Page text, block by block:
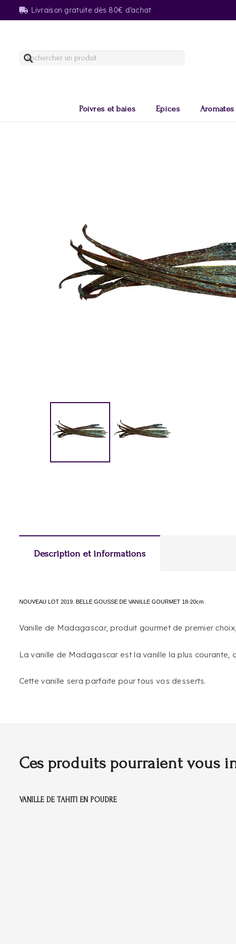
Livraison gratuite dès 80€ d’achat
Poivres et baies Epices Aromates
Description et informations
NOUVEAU LOT 2019. BELLE GOUSSE DE VANILLE GOURMET 18-20cm
Vanille de Madagascar, produit gourmet de premier
La vanille de Madagascar est la vanille la plus courante,
Cette vanille sera parfaite pour tous vos desserts.
Ces produits pourraient vous
VANILLE DE TAHITI EN POUDRE